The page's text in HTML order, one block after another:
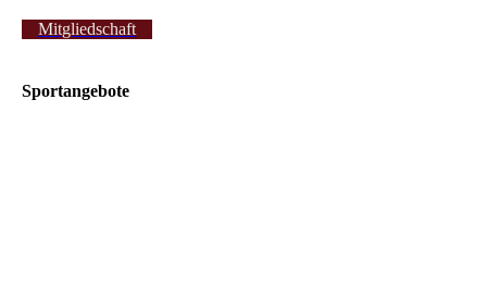
Mitgliedschaft
Sportangebote